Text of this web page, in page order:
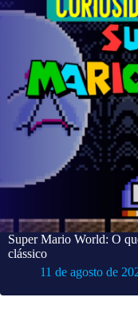
Super Mario World: O
clássico
11 de agosto de